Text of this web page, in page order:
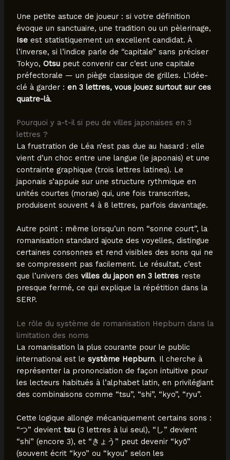
Une petite astuce de joueur : si votre définition
évoque un sanctuaire, une tradition ou un pèlerinage,
Iseest statistiquement un excellent candidat. À
l’inverse, si l’indice parle de “capitale” sans préciser
Tokyo, Otsupeut convenir car c’est une capitale
préfectorale — un piège classique de grilles. L’idée-
clé à garder : en 3 lettres, vous jouez surtout sur ces
quatre-là.
Pourquoi y a-t-il si peu de villes japonaises en 3
lettres ?
La frustration de Léa n’est pas due au hasard : elle
vient d’un choc entre une langue (le japonais) et une
contrainte graphique (trois lettres latines). Le
japonais s’appuie sur une structure rythmique en
unités courtes (morae) qui, une fois transcrites,
produisent souvent 4 à 8 lettres, parfois davantage.
Autre point : même lorsqu’un nom “sonne court”, la
romanisation standard ajoute des voyelles, distingue
certaines consonnes et rend visibles des sons qui ne
se compressent pas facilement. Le résultat, c’est
que l’univers des villes du japon en 3 lettresreste
presque fermé, ce qui explique la répétition dans la
SERP.
Le rôle du système de romanisation Hepburn dans la
limitation des noms
La romanisation la plus courante pour le public
international est le système Hepburn. Il cherche à
représenter la prononciation de façon intuitive pour
les lecteurs habitués à l’alphabet latin, en privilégiant
des combinaisons comme “tsu”, “shi”, “kyo”, “ryu”.
Cette logique allonge mécaniquement certains sons :
“つ” devient tsu(3 lettres à lui seul), “し” devient
“shi” (encore 3), et “きょう” peut devenir “kyō”
(souvent écrit “kyo” ou “kyou” selon les